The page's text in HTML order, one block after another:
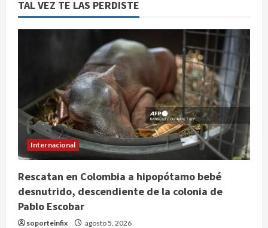
TAL VEZ TE LAS PERDISTE
Internacional
Rescatan en Colombia a hipopótamo bebé
desnutrido, descendiente de la colonia de
Pablo Escobar
soporteinfix agosto 5, 2026